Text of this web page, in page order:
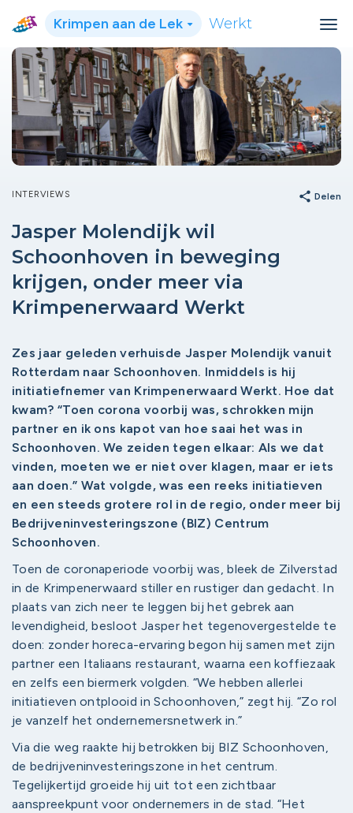
Krimpen aan de Lek Werkt
INTERVIEWS share Delen
Jasper Molendijk wil
Schoonhoven in beweging
krijgen, onder meer via
Krimpenerwaard Werkt
Zes jaar geleden verhuisde Jasper Molendijk vanuit
Rotterdam naar Schoonhoven. Inmiddels is hij
initiatiefnemer van Krimpenerwaard Werkt. Hoe dat
kwam? “Toen corona voorbij was, schrokken mijn
partner en ik ons kapot van hoe saai het was in
Schoonhoven. We zeiden tegen elkaar: Als we dat
vinden, moeten we er niet over klagen, maar er iets
aan doen.” Wat volgde, was een reeks initiatieven
en een steeds grotere rol in de regio, onder meer bij
Bedrijveninvesteringszone (BIZ) Centrum
Schoonhoven.
Toen de coronaperiode voorbij was, bleek de Zilverstad
in de Krimpenerwaard stiller en rustiger dan gedacht. In
plaats van zich neer te leggen bij het gebrek aan
levendigheid, besloot Jasper het tegenovergestelde te
doen: zonder horeca-ervaring begon hij samen met zijn
partner een Italiaans restaurant, waarna een koffiezaak
en zelfs een biermerk volgden. “We hebben allerlei
initiatieven ontplooid in Schoonhoven,” zegt hij. “Zo rol
je vanzelf het ondernemersnetwerk in.”
Via die weg raakte hij betrokken bij BIZ Schoonhoven,
de bedrijveninvesteringszone in het centrum.
Tegelijkertijd groeide hij uit tot een zichtbaar
aanspreekpunt voor ondernemers in de stad. “Het